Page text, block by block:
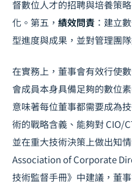
督數位人才的招聘與培養策
化。第五， 績效問責 ：建立
型進度與成果，並對管理團
在實務上，董事會有效行使
會成員本身具備足夠的數位
意味著每位董事都需要成為
術的戰略含義、能夠對 CIO/
並在重大技術決策上做出知
Association of Corporate
技術監督手冊》中建議，董